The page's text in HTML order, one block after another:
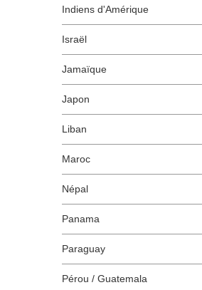
Indiens d'Amérique
Israël
Jamaïque
Japon
Liban
Maroc
Népal
Panama
Paraguay
Pérou / Guatemala